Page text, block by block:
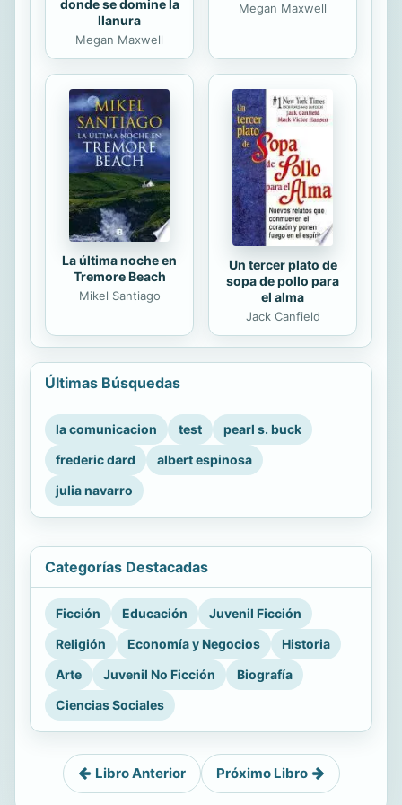
donde se domine la
llanura
Megan Maxwell
Megan Maxwell
La última noche en
Tremore Beach
Mikel Santiago
Un tercer plato de
sopa de pollo para
el alma
Jack Canfield
Últimas Búsquedas
la comunicacion test
pearl s. buck
frederic dard
albert espinosa
julia navarro
Categorías Destacadas
Ficción Educación
Juvenil Ficción
Religión
Economía y Negocios
Historia
Arte
Juvenil No Ficción
Biografía
Ciencias Sociales
Libro Anterior Próximo Libro